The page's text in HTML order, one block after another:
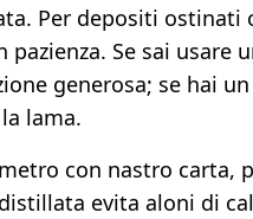
Per depositi ostinati
Se sai usare
generosa; se hai
lama.
con nastro carta,
evita aloni di